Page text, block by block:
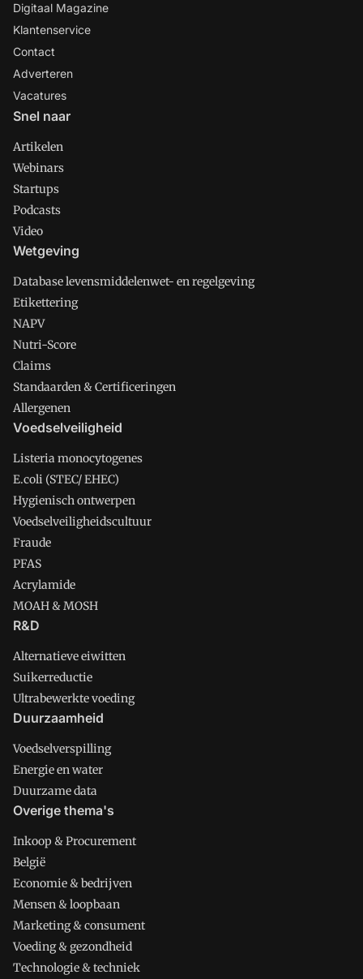
Digitaal Magazine
Klantenservice
Contact
Adverteren
Vacatures
Snel naar
Artikelen
Webinars
Startups
Podcasts
Video
Wetgeving
Database levensmiddelenwet- en regelgeving
Etikettering
NAPV
Nutri-Score
Claims
Standaarden & Certificeringen
Allergenen
Voedselveiligheid
Listeria monocytogenes
E.coli (STEC/ EHEC)
Hygienisch ontwerpen
Voedselveiligheidscultuur
Fraude
PFAS
Acrylamide
MOAH & MOSH
R&D
Alternatieve eiwitten
Suikerreductie
Ultrabewerkte voeding
Duurzaamheid
Voedselverspilling
Energie en water
Duurzame data
Overige thema's
Inkoop & Procurement
België
Economie & bedrijven
Mensen & loopbaan
Marketing & consument
Voeding & gezondheid
Technologie & techniek